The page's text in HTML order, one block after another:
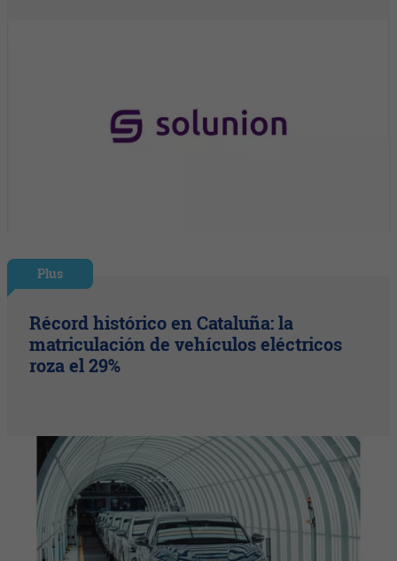
Plus
Récord histórico en Cataluña: la
matriculación de vehículos eléctricos
roza el 29%